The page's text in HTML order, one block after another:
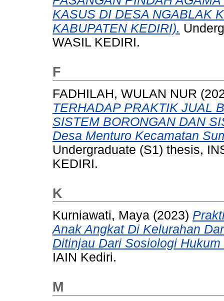
KASUS DI DESA NGABLAK
KABUPATEN KEDIRI).
WASIL KEDIRI.
F
FADHILAH, WULAN NUR
TERHADAP PRAKTIK JUAL
SISTEM BORONGAN DAN
Desa Menturo Kecamatan
Undergraduate (S1) thesis,
KEDIRI.
K
Kurniawati, Maya (2023)
Anak Angkat Di Kelurahan
Ditinjau Dari Sosiologi Hukum
IAIN Kediri.
M